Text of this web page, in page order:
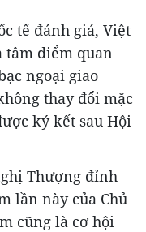
tế đánh giá, Việt
điểm quan
ngoại giao
thay đổi mặc
ký kết sau Hội
Thượng đỉnh
lần này của Chủ
cũng là cơ hội